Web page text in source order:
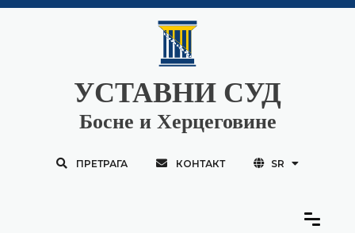
УСТАВНИ СУД
Босне и Херцеговине
ПРЕТРАГА КОНТАКТ SR